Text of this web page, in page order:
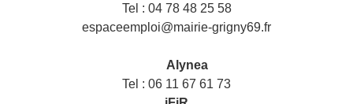
Tel : 04 78 48 25 58
espaceemploi@mairie-grigny69.fr
Alynea
Tel : 06 11 67 61 73